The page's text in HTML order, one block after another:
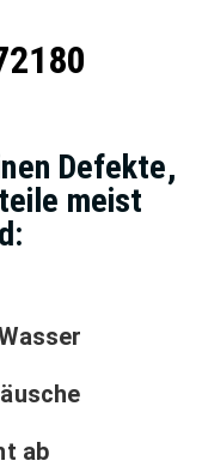
Defekte,
meist
ab